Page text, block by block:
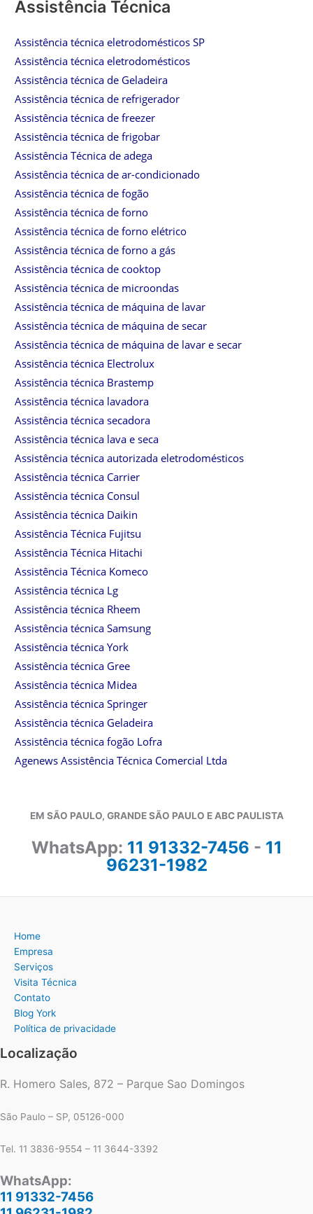
Assistência Técnica
Assistência técnica eletrodomésticos SP
Assistência técnica eletrodomésticos
Assistência técnica de Geladeira
Assistência técnica de refrigerador
Assistência técnica de freezer
Assistência técnica de frigobar
Assistência Técnica de adega
Assistência técnica de ar-condicionado
Assistência técnica de fogão
Assistência técnica de forno
Assistência técnica de forno elétrico
Assistência técnica de forno a gás
Assistência técnica de cooktop
Assistência técnica de microondas
Assistência técnica de máquina de lavar
Assistência técnica de máquina de secar
Assistência técnica de máquina de lavar e secar
Assistência técnica Electrolux
Assistência técnica Brastemp
Assistência técnica lavadora
Assistência técnica secadora
Assistência técnica lava e seca
Assistência técnica autorizada eletrodomésticos
Assistência técnica Carrier
Assistência técnica Consul
Assistência técnica Daikin
Assistência Técnica Fujitsu
Assistência Técnica Hitachi
Assistência Técnica Komeco
Assistência técnica Lg
Assistência técnica Rheem
Assistência técnica Samsung
Assistência técnica York
Assistência técnica Gree
Assistência técnica Midea
Assistência técnica Springer
Assistência técnica Geladeira
Assistência técnica fogão Lofra
Agenews Assistência Técnica Comercial Ltda
EM SÃO PAULO, GRANDE SÃO PAULO E ABC PAULISTA
WhatsApp: 11 91332-7456 - 11
96231-1982
Home
Empresa
Serviços
Visita Técnica
Contato
Blog York
Política de privacidade
Localização
R. Homero Sales, 872 – Parque Sao Domingos
São Paulo – SP, 05126-000
Tel. 11 3836-9554 – 11 3644-3392
WhatsApp:
11 91332-7456